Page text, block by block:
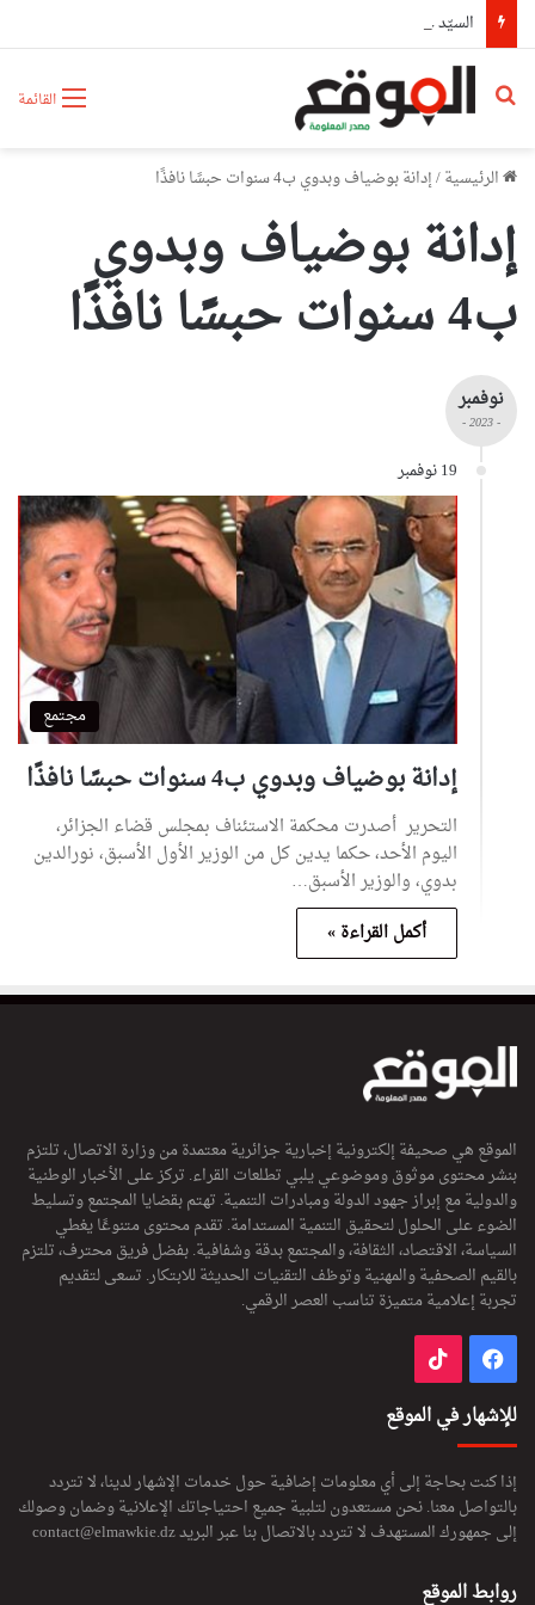
القائمة بحث عن
الرئيسية/إدانة بوضياف وبدوي ب4 سنوات حبسًا نافذًا
إدانة بوضياف وبدوي
ب4 سنوات حبسًا نافذًا
نوفمبر
- 2023 -
19 نوفمبر
مجتمع
إدانة بوضياف وبدوي ب4 سنوات حبسًا نافذًا
التحرير أصدرت محكمة الاستئناف بمجلس قضاء الجزائر،
اليوم الأحد، حكما يدين كل من الوزير الأول الأسبق، نورالدين
بدوي، والوزير الأسبق…
أكمل القراءة »
الموقع هي صحيفة إلكترونية إخبارية جزائرية معتمدة من وزارة الاتصال، تلتزم
بنشر محتوى موثوق وموضوعي يلبي تطلعات القراء. تركز على الأخبار الوطنية
والدولية مع إبراز جهود الدولة ومبادرات التنمية. تهتم بقضايا المجتمع وتسليط
الضوء على الحلول لتحقيق التنمية المستدامة. تقدم محتوى متنوعًا يغطي
السياسة، الاقتصاد، الثقافة، والمجتمع بدقة وشفافية. بفضل فريق محترف، تلتزم
بالقيم الصحفية والمهنية وتوظف التقنيات الحديثة للابتكار. تسعى لتقديم
تجربة إعلامية متميزة تناسب العصر الرقمي.
فيسبوك
للإشهار في الموقع
إذا كنت بحاجة إلى أي معلومات إضافية حول خدمات الإشهار لدينا، لا تتردد
بالتواصل معنا. نحن مستعدون لتلبية جميع احتياجاتك الإعلانية وضمان وصولك
إلى جمهورك المستهدف لا تتردد بالاتصال بنا عبر البريدcontact@elmawkie.dz
روابط الموقع